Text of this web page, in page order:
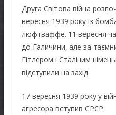
Друга Світова війна
вересня 1939 року із
люфтваффе. 11 вересня
до Галичини, але за
Гітлером і Сталіним
відступили на захід.
17 вересня 1939 року у
агресора вступив СРСР.